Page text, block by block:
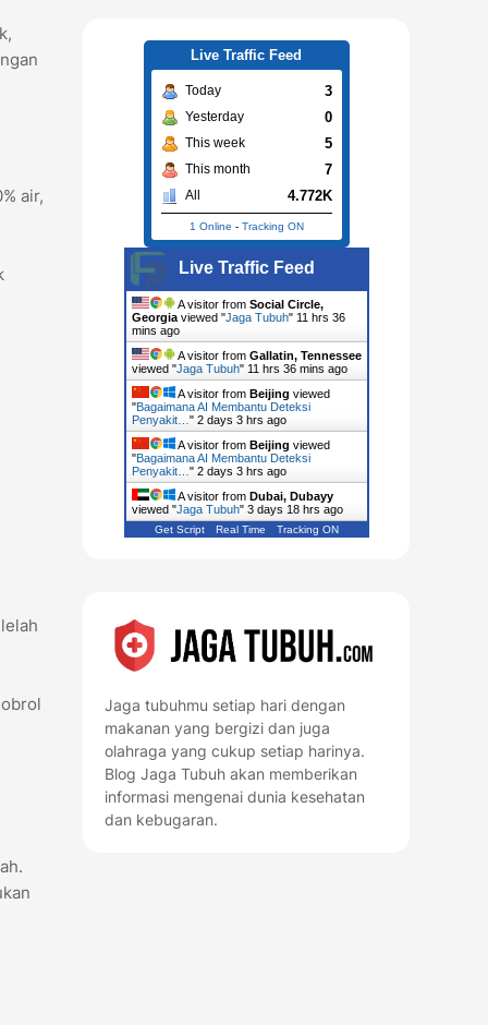
air,
Live Traffic Feed
Today 3
Yesterday 0
This week 5
This month 7
All 4.772K
1 Online - Tracking ON
Live Traffic Feed
A visitor from Social Circle,
Georgiaviewed "Jaga Tubuh" 11 hrs 36
mins ago
A visitor from Gallatin, Tennessee
viewed "Jaga Tubuh" 11 hrs 36 mins ago
A visitor from Beijing viewed
"Bagaimana AI Membantu Deteksi
Penyakit… " 2 days 3 hrs ago
A visitor from Beijing viewed
"Bagaimana AI Membantu Deteksi
Penyakit… " 2 days 3 hrs ago
A visitor from Dubai, Dubayy
viewed "Jaga Tubuh" 3 days 18 hrs ago
Get Script Real Time Tracking ON
Jaga tubuhmu setiap hari dengan
makanan yang bergizi dan juga
olahraga yang cukup setiap harinya.
Blog Jaga Tubuh akan memberikan
informasi mengenai dunia kesehatan
dan kebugaran.